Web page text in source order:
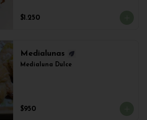
$1.250
Medialunas
Medialuna Dulce
$950